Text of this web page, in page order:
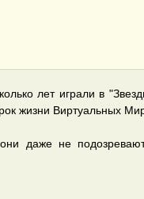
лет играли в
Виртуальных
даже не